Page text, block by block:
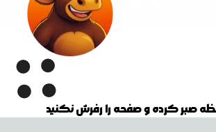
صبر کرده و صفحه را رفرش نکنید